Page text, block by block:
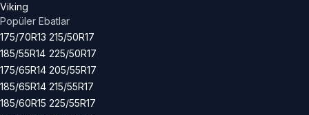
Viking
Popüler Ebatlar
175/70R13
185/55R14
175/65R14
185/65R14
185/60R15
215/50R17
225/50R17
205/55R17
215/55R17
225/55R17